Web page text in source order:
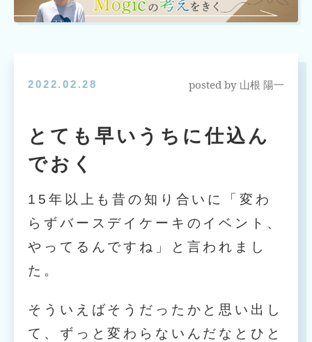
2022.02.28 posted by 山根 陽一
とても早いうちに仕込ん
でおく
15年以上も昔の知り合いに「変わ
らずバースデイケーキのイベント、
やってるんですね」と言われまし
た。
そういえばそうだったかと思い出し
て、ずっと変わらないんだなとひと